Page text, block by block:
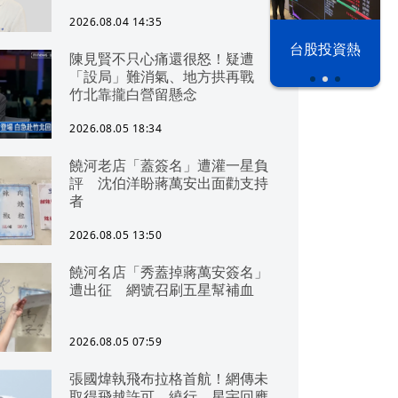
漢光42演習 台股投資熱
2026.08.04 14:35
陳見賢不只心痛還很怒！疑遭
「設局」難消氣、地方拱再戰
竹北靠攏白營留懸念
2026.08.05 18:34
饒河老店「蓋簽名」遭灌一星負
評 沈伯洋盼蔣萬安出面勸支持
者
2026.08.05 13:50
饒河名店「秀蓋掉蔣萬安簽名」
遭出征 網號召刷五星幫補血
2026.08.05 07:59
張國煒執飛布拉格首航！網傳未